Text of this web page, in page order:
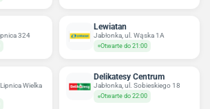
324
Lewiatan
Jabłonka, ul. Wąska 1A
Otwarte do 21:00
Wielka
Delikatesy Centrum
Jabłonka, ul. Sobieskiego 18
Otwarte do 22:00